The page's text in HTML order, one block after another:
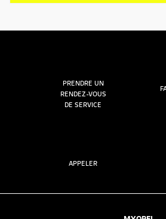
PRENDRE UN
RENDEZ-VOUS
DE SERVICE
APPELER